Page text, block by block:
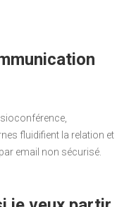
fluidifient la relation et
email non sécurisé.